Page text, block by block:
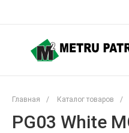
Главная / Каталог товаров /
PG03 White